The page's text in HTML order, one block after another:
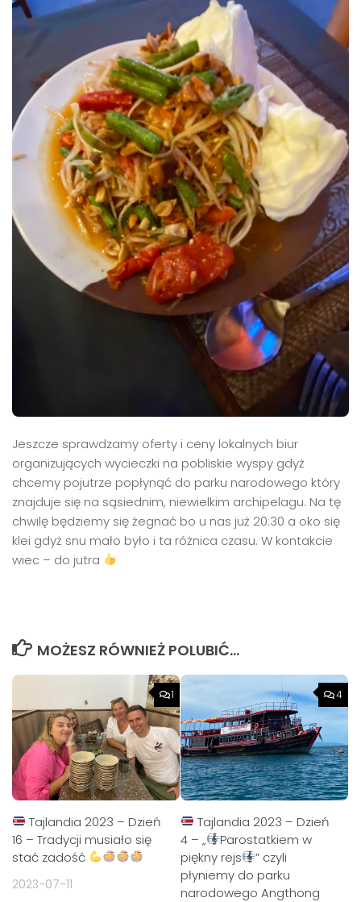
Jeszcze sprawdzamy oferty i ceny lokalnych biur
organizujących wycieczki na pobliskie wyspy gdyż
chcemy pojutrze popłynąć do parku narodowego który
znajduje się na sąsiednim, niewielkim archipelagu. Na tę
chwilę będziemy się żegnać bo u nas już 20:30 a oko się
klei gdyż snu mało było i ta różnica czasu. W kontakcie
wiec – do jutra
MOŻESZ RÓWNIEŻ POLUBIĆ…
1
Tajlandia 2023 – Dzień
16 – Tradycji musiało się
stać zadość
2023-07-11
4
Tajlandia 2023 – Dzień
4 – „
Parostatkiem w
piękny rejs
” czyli
płyniemy do parku
narodowego Angthong